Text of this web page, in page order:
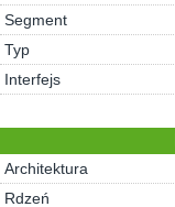
Segment
Typ
Interfejs
Architektura
Rdzeń